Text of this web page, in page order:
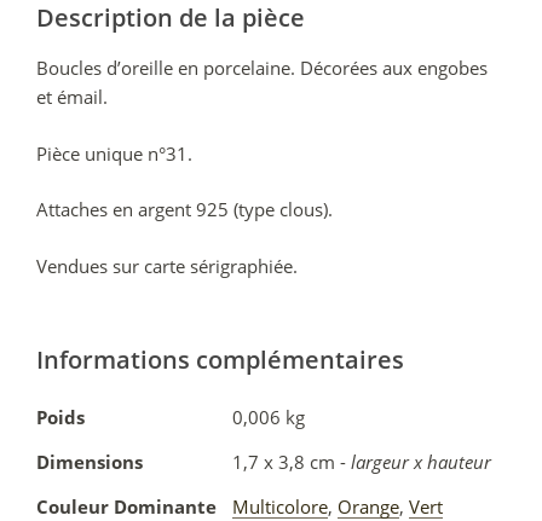
Description de la pièce
Boucles d’oreille en porcelaine. Décorées aux engobes
et émail.
Pièce unique n°31.
Attaches en argent 925 (type clous).
Vendues sur carte sérigraphiée.
Informations complémentaires
Poids
0,006 kg
Dimensions
1,7 x 3,8 cm - largeur x hauteur
Couleur Dominante
Multicolore, Orange, Vert